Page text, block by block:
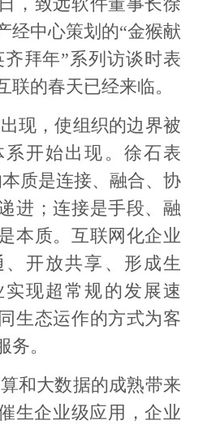
，致远软件董事长徐
经中心策划的“金猴献
齐拜年”系列访谈时表
联的春天已经来临。
现，使组织的边界被
开始出现。徐石表
质是连接、融合、协
进；连接是手段、融
本质。互联网化企业
开放共享、形成生
现超常规的发展速
生态运作的方式为客
务。
和大数据的成熟带来
生企业级应用，企业